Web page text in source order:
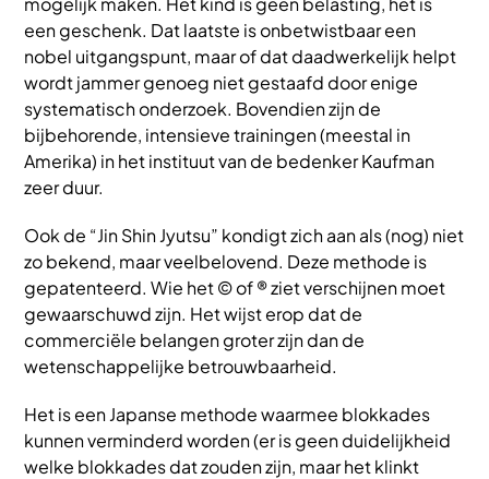
een geschenk. Dat laatste is onbetwistbaar een
nobel uitgangspunt, maar of dat daadwerkelijk helpt
wordt jammer genoeg niet gestaafd door enige
systematisch onderzoek. Bovendien zijn de
bijbehorende, intensieve trainingen (meestal in
Amerika) in het instituut van de bedenker Kaufman
zeer duur.
Ook de “Jin Shin Jyutsu” kondigt zich aan als (nog) niet
zo bekend, maar veelbelovend. Deze methode is
gepatenteerd. Wie het © of ® ziet verschijnen moet
gewaarschuwd zijn. Het wijst erop dat de
commerciële belangen groter zijn dan de
wetenschappelijke betrouwbaarheid.
Het is een Japanse methode waarmee blokkades
kunnen verminderd worden (er is geen duidelijkheid
welke blokkades dat zouden zijn, maar het klinkt